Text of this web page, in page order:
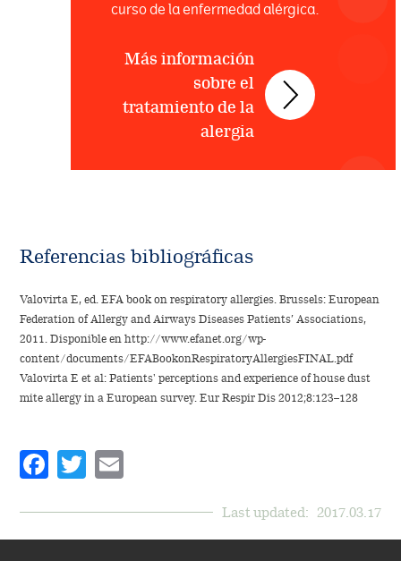
curso de la enfermedad alérgica.
Más información
sobre el
tratamiento de la
alergia
Referencias bibliográficas
Valovirta E, ed. EFA book on respiratory allergies. Brussels: European
Federation of Allergy and Airways Diseases Patients’ Associations,
2011. Disponible enhttp://www.efanet.org/wp-
content/documents/EFABookonRespiratoryAllergiesFINAL.pdf
Valovirta E et al: Patients' perceptions and experience of house dust
mite allergy in a European survey. Eur Respir Dis 2012;8:123–128
Facebook
Twitter
Last updated: 2017.03.17